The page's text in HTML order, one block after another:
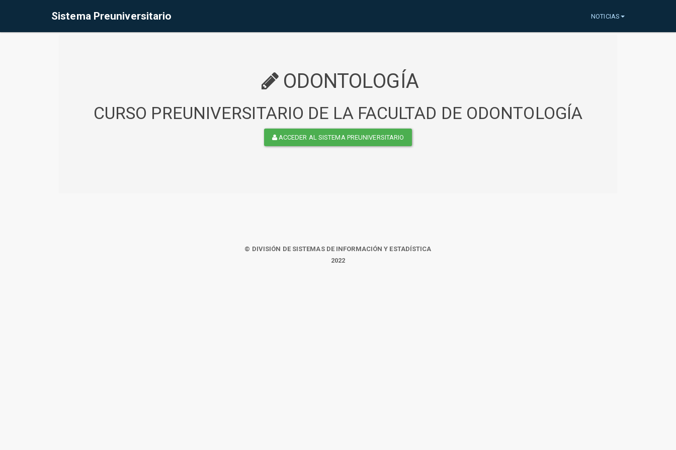
Sistema Preuniversitario NOTICIAS
ODONTOLOGÍA
CURSO PREUNIVERSITARIO DE LA FACULTAD DE ODONTOLOGÍA
ACCEDER AL SISTEMA PREUNIVERSITARIO
© DIVISIÓN DE SISTEMAS DE INFORMACIÓN Y ESTADÍSTICA
2022